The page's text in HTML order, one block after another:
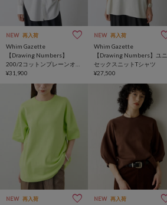
NEW 再入荷
Whim Gazette
【Drawing Numbers】
200/2コットンプレーンオー
バーシャツ
¥31,900
NEW 再入荷
Whim Gazette
【Drawing Numbers】ユニ
セックスニットTシャツ
¥27,500
NEW 再入荷 NEW 再入荷